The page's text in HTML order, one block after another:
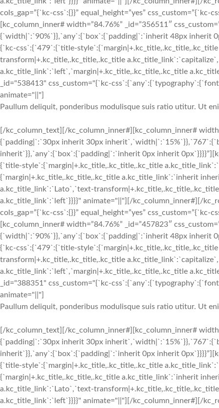
cols_gap=”{`kc-css`:{}}” equal_height=”yes”
[kc_column_inner# width=”84.76%” _id=”356511″
{`width|`:`90%`}},`any`:{`box`:{`padding|`:`inherit 48px inherit
{`kc-css`:{`479`:{`title-
transform|+.kc_title,.kc_title,.kc_title
a.kc_title_link`:`left`,`margin|+.kc_title,.kc_title,.kc_title
_id="538413" css_custom="{`kc-
animate="||"]
Paullum deliquit, ponderibus modulisque suis ratio utitur. Ut
[/kc_column_text][/kc_column_inner#][kc_column_inner#
{`padding|`:`30px inherit 30px
inherit`}},`any`:{`box`:{`padding|`:`inherit 0px inherit
{`title-style`:{`margin|+.kc_title,.kc_title,.kc_title
{`margin|+.kc_title,.kc_title,.kc_title a.kc_title_link`:`inherit
a.kc_title_link`:`Lato`,`text-
a.kc_title_link`:`left`}}}}" animate="||"][/kc_column_inner#][/
cols_gap=”{`kc-css`:{}}” equal_height=”yes”
[kc_column_inner# width=”84.76%” _id=”457823″
{`width|`:`90%`}},`any`:{`box`:{`padding|`:`inherit 48px inherit
{`kc-css`:{`479`:{`title-
transform|+.kc_title,.kc_title,.kc_title
a.kc_title_link`:`left`,`margin|+.kc_title,.kc_title,.kc_title
_id="388351" css_custom="{`kc-
animate="||"]
Paullum deliquit, ponderibus modulisque suis ratio utitur. Ut
[/kc_column_text][/kc_column_inner#][kc_column_inner#
{`padding|`:`30px inherit 30px
inherit`}},`any`:{`box`:{`padding|`:`inherit 0px inherit
{`title-style`:{`margin|+.kc_title,.kc_title,.kc_title
{`margin|+.kc_title,.kc_title,.kc_title a.kc_title_link`:`inherit
a.kc_title_link`:`Lato`,`text-
a.kc_title_link`:`left`}}}}" animate="||"][/kc_column_inner#][/